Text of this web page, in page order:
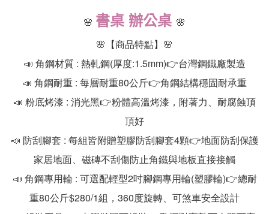
🌸 書桌 辦公桌 🌸
🌸【商品特點】🌸
📣 角鋼材質 : 熱軋鋼(厚度:1.5mm)👉台灣鋼鐵廠製造
📣 角鋼耐重 : 每層耐重80公斤👉角鋼結構穩固耐承重
📣 粉底烤漆 : 消光黑👉粉體高溫烤漆，附著力、耐腐蝕頂
頂好
📣 防刮腳套 : 每組皆附贈塑膠防刮腳套4顆👉地面防刮保護
家居地面、磁磚不刮傷防止角鐵與地板直接接觸
📣 角鋼專用輪 : 可選配輕型2吋腳鋼專用輪(塑膠輪)👉總耐
重80公斤$280/1組，360度旋轉、可煞車安全設計